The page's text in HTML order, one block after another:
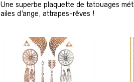
Une superbe plaquette de tatouages
ailes d’ange, attrapes-rêves !